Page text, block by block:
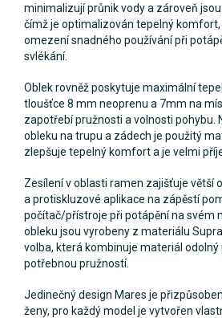
minimalizují průnik vody a zároveň
čímž je optimalizován tepelný komfort,
omezení snadného používání při
svlékání.
Oblek rovněž poskytuje maximální
tloušťce 8 mm neoprenu a 7mm na
zapotřebí pružnosti a volnosti pohybu.
obleku na trupu a zádech je použitý
zlepšuje tepelný komfort a je velmi
Zesílení v oblasti ramen zajišťuje větší
a protiskluzové aplikace na zápěstí
počítač/přístroje při potápění na svém
obleku jsou vyrobeny z materiálu
volba, která kombinuje materiál odolný
potřebnou pružností.
Jedinečný design Mares je
ženy, pro každý model je vytvořen